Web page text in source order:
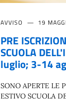
AVVISO 19
PRE
SCUOLA
luglio; 3-14
SONO APERTE LE
ESTIVO SCUOLA